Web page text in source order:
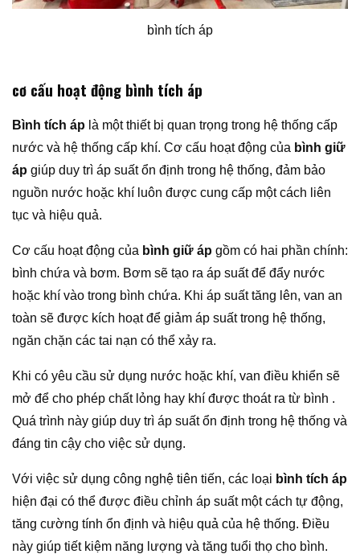
bình tích áp
cơ cấu hoạt động bình tích áp
Bình tích áp là một thiết bị quan trọng trong hệ thống cấp
nước và hệ thống cấp khí. Cơ cấu hoạt động của bình giữ
áp giúp duy trì áp suất ổn định trong hệ thống, đảm bảo
nguồn nước hoặc khí luôn được cung cấp một cách liên
tục và hiệu quả.
Cơ cấu hoạt động của bình giữ áp gồm có hai phần chính:
bình chứa và bơm. Bơm sẽ tạo ra áp suất để đẩy nước
hoặc khí vào trong bình chứa. Khi áp suất tăng lên, van an
toàn sẽ được kích hoạt để giảm áp suất trong hệ thống,
ngăn chặn các tai nạn có thể xảy ra.
Khi có yêu cầu sử dụng nước hoặc khí, van điều khiển sẽ
mở để cho phép chất lỏng hay khí được thoát ra từ bình .
Quá trình này giúp duy trì áp suất ổn định trong hệ thống và
đáng tin cậy cho việc sử dụng.
Với việc sử dụng công nghệ tiên tiến, các loại bình tích áp
hiện đại có thể được điều chỉnh áp suất một cách tự động,
tăng cường tính ổn định và hiệu quả của hệ thống. Điều
này giúp tiết kiệm năng lượng và tăng tuổi thọ cho bình.